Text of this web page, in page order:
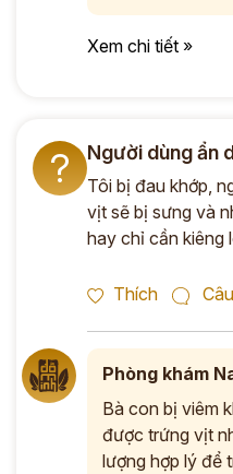
Xem chi tiết »
? Người dùng ẩn
Tôi bị đau khớp,
vịt sẽ bị sưng và
hay chỉ cần kiêng
Thích
Phòng khám
Bà con bị viêm
được trứng vịt
lượng hợp lý để